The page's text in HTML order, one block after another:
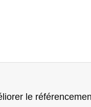
le